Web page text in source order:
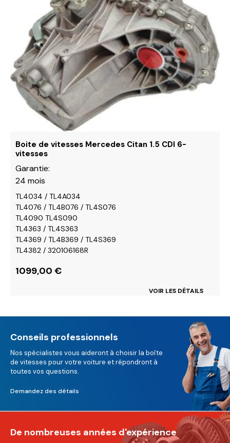
Boite de vitesses Mercedes Citan 1.5 CDI 6-
vitesses
Garantie:
24 mois
TL4034 / TL4A034
TL4076 / TL4B076 / TL4S076
TL4090 TL4S090
TL4363 / TL4S363
TL4369 / TL4B369 / TL4S369
TL4382 / 320106168R
1099,00 €
VOIR LES DÉTAILS
peuvent
choisies
sur
la
page
produit
Conseils professionnels
Nos spécialistes vous aideront à choisir la boîte
de vitesses pour votre voiture et répondront à
toutes vos questions.
Demandez des détails
De nombreuses années d'expérience